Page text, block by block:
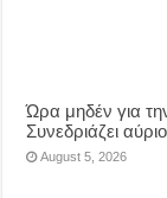
Ώρα μηδέν για
Συνεδριάζει
August 5, 2026